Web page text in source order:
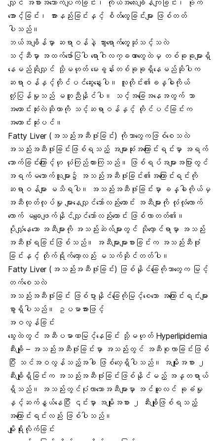
လျှင် အစားအသောက်ပျက်ခြင် း၊ ကိုယ်အလေးချိန်ကျခြင်း၊
ဗိုက်
အောင့်ခြင် း၊ အားနည်းခြင်း နှင့် စိတ်ထွေခြင်းများ ဖြစ်တတ်
ပါသည်။
ဘယ်အချိန်မှာ ဆရာဝန်နဲ့ သွားရောက်တွေ့ဆုံသင့်သလဲ
သင့်ဆီမှာ အထက်ဖော်ပြပါ ရောဂါလက္ခဏာတွေထဲမှ တစ်ခုခုများရှိ
နေမည်ဆိုလျှင် သို့မဟုတ် မေးခွန်းတစ်ခုခုရှိနေမည်ဆိုပါက
ဆရာဝန်နှင့်တိုင်ပင်ဆွေးနွေးပါ။ လူတိုင်း၏ ခန္ဓါကိုယ်
တုံ့ပြန်မှုသည် မတူညီနိုင်ပါ။ သင့်အခြေအနေအတွက် ဘာ
အကောင်းဆုံးလဲဆိုတာကို သင့်ဆရာဝန်နှင့် တိုင်ပင်ခြင်းက
အကောင်းဆုံးပင်။
Fatty Liver (အသည်းအဆီဖုံးခြင်း) ကိုဘာတွေကဖြစ်စေသလဲ
အသည်းအဆီဖုံးခြင်းဖြစ်ရသည့် အများဆုံးအကြောင်းရင်းမှာ အရက်
သောက်ခြင်းကြောင့်ဟု ယုံကြည်ထားကြသည်။ ဖြစ်ရပ်အများအပြားတွင်
အရက်မသောက်သူများ၌ အသည်းအဆီဖုံးခြင်း၏အကြောင်းရင်းကို
ဆရာဝန်များ မသိရပါ။ အသည်းအဆီဖုံးခြင်းမှာ ခန္ဓါကိုယ်မှ
အဆီထုတ်လုပ်မှု များနေလျှင်သော်လည်းကောင်း အဆီများကို လုံလုံလောက်
လောက် မချေဖျက်နိုင်လျှင်သော်လည်းကောင်း ဖြစ်လာတတ်၏။
ပိုလျှံနေသော အဆီများကို အသည်းဆဲလ်မျာ းတွင် သိုလှောင်ရာမှာ အသည်း
အဆီဖုံးရခြင်းဖြစ်သည်။ အဆီများများစားခြင်းက အသည်းဆီဖုံး
ခြင်းနှင့် တိုက်ရိုက်တော့လည်း မသက်ဆိုင်တတ်ပါ။
Fatty Liver (အသည်းအဆီဖုံးခြင်း) ဖြစ်နိုင်ခြေကိုဘာတွေက မြင့်
တက်စေသလဲ
အသည်းအဆီဖုံးခြင်း ဖြစ်ပွားနိုင်ခြေကိုမြင့်စေသော အကြောင်းရင်းများ
စွာရှိပါသည်။ ဥပမာအားဖြင့်
အဝလွန်ခြင်
သွေးထဲတွင် အဆီပမာဏမြင့်နေခြင်း သို့မဟုတ် Hyperlipidemia
ဆီးချို – အသည်းအဆီဖုံးခြင်းမှာ အသည်းတွင် အဆီစုလာခြင်းဖြစ်
ပြီး သင်အဝလွန်သည့်အခါ ဖြစ်လေ့ရှိပါသည်။
အမျိုးအစား ၂
ဆီးချို ရှိခြင်းက အသည်းအဆီဖုံးခြင်းဖြစ်နိုင်မည့် အန္တရာယ်
ရှိသည်။ အသည်းတွင်ပုံလာသောအဆီများမှာ အင်ဆူလင် ခုခံမှု
နှင့်ဆက်နွှယ်နေပြီး ၎င်းမှာ အမျိုးအစား ၂ ဆီးချိုဖြစ်ရသည့်
အကြောင်းရင်းလည်း ဖြစ်ပါသည်။
မျိုးရိုးလိုက်ခြင်း